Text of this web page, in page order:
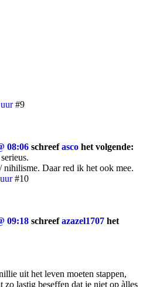
#9
08:06 schreefasco het volgende:
nihilisme. Daar red ik het ook mee.
#10
09:18 schreefazazel1707 het
uit het leven moeten stappen,
lastig beseffen dat je niet op àlles